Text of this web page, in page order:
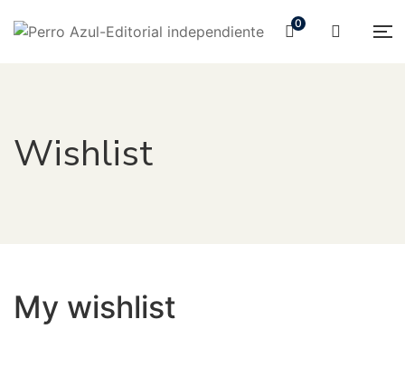
0
Wishlist
My wishlist